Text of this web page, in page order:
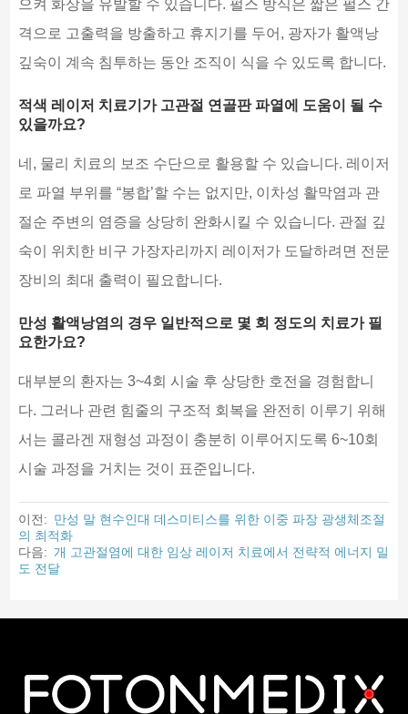
으켜 화상을 유발할 수 있습니다. 펄스 방식은 짧은 펄스 간
격으로 고출력을 방출하고 휴지기를 두어, 광자가 활액낭
깊숙이 계속 침투하는 동안 조직이 식을 수 있도록 합니다.
적색 레이저 치료기가 고관절 연골판 파열에 도움이 될 수
있을까요?
네, 물리 치료의 보조 수단으로 활용할 수 있습니다. 레이저
로 파열 부위를 “봉합’할 수는 없지만, 이차성 활막염과 관
절순 주변의 염증을 상당히 완화시킬 수 있습니다. 관절 깊
숙이 위치한 비구 가장자리까지 레이저가 도달하려면 전문
장비의 최대 출력이 필요합니다.
만성 활액낭염의 경우 일반적으로 몇 회 정도의 치료가 필
요한가요?
대부분의 환자는 3~4회 시술 후 상당한 호전을 경험합니
다. 그러나 관련 힘줄의 구조적 회복을 완전히 이루기 위해
서는 콜라겐 재형성 과정이 충분히 이루어지도록 6~10회
시술 과정을 거치는 것이 표준입니다.
이전: 만성 말 현수인대 데스미티스를 위한 이중 파장 광생체조절
의 최적화
다음: 개 고관절염에 대한 임상 레이저 치료에서 전략적 에너지 밀
도 전달